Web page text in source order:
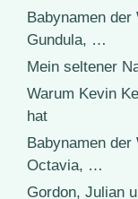
Babynamen der
Gundula, …
Mein seltener
Warum Kevin
hat
Babynamen der
Octavia, …
Gordon, Julian